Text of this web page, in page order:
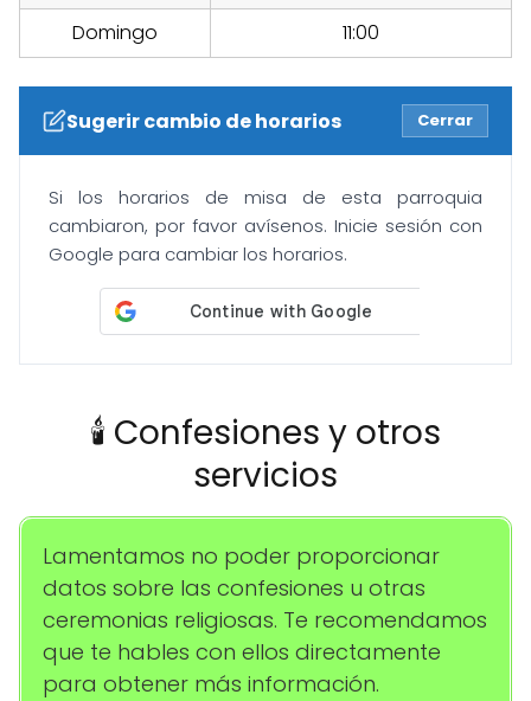
Domingo
11:00
Sugerir cambio de horarios Cerrar
Si los horarios de misa de esta parroquia
cambiaron, por favor avísenos. Inicie sesión con
Google para cambiar los horarios.
🕯️ Confesiones y otros
servicios
Lamentamos no poder proporcionar
datos sobre las confesiones u otras
ceremonias religiosas. Te recomendamos
que te hables con ellos directamente
para obtener más información.